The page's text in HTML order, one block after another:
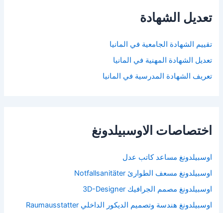
تعديل الشهادة
تقييم الشهادة الجامعية في المانيا
تعديل الشهادة المهنية في المانيا
تعريف الشهادة المدرسية في المانيا
اختصاصات الاوسبيلدونغ
اوسبيلدونغ مساعد كاتب عدل
اوسبيلدونغ مسعف الطوارئ Notfallsanitäter
اوسبيلدونغ مصمم الجرافيك 3D-Designer
اوسبيلدونغ هندسة وتصميم الديكور الداخلي Raumausstatter